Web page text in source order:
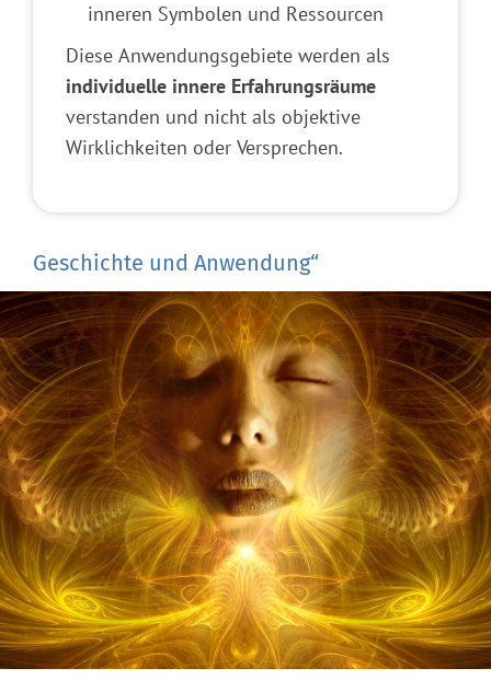
inneren Symbolen und Ressourcen
Diese Anwendungsgebiete werden als
individuelle innere Erfahrungsräume
verstanden und nicht als objektive
Wirklichkeiten oder Versprechen.
Geschichte und Anwendung“